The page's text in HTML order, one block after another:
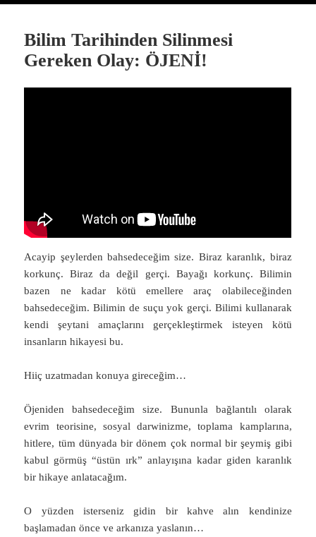
Bilim Tarihinden Silinmesi
Gereken Olay: ÖJENİ!
Acayip şeylerden bahsedeceğim size. Biraz karanlık, biraz
korkunç. Biraz da değil gerçi. Bayağı korkunç. Bilimin
bazen ne kadar kötü emellere araç olabileceğinden
bahsedeceğim. Bilimin de suçu yok gerçi. Bilimi kullanarak
kendi şeytani amaçlarını gerçekleştirmek isteyen kötü
insanların hikayesi bu.
Hiiç uzatmadan konuya gireceğim…
Öjeniden bahsedeceğim size. Bununla bağlantılı olarak
evrim teorisine, sosyal darwinizme, toplama kamplarına,
hitlere, tüm dünyada bir dönem çok normal bir şeymiş gibi
kabul görmüş “üstün ırk” anlayışına kadar giden karanlık
bir hikaye anlatacağım.
O yüzden isterseniz gidin bir kahve alın kendinize
başlamadan önce ve arkanıza yaslanın…